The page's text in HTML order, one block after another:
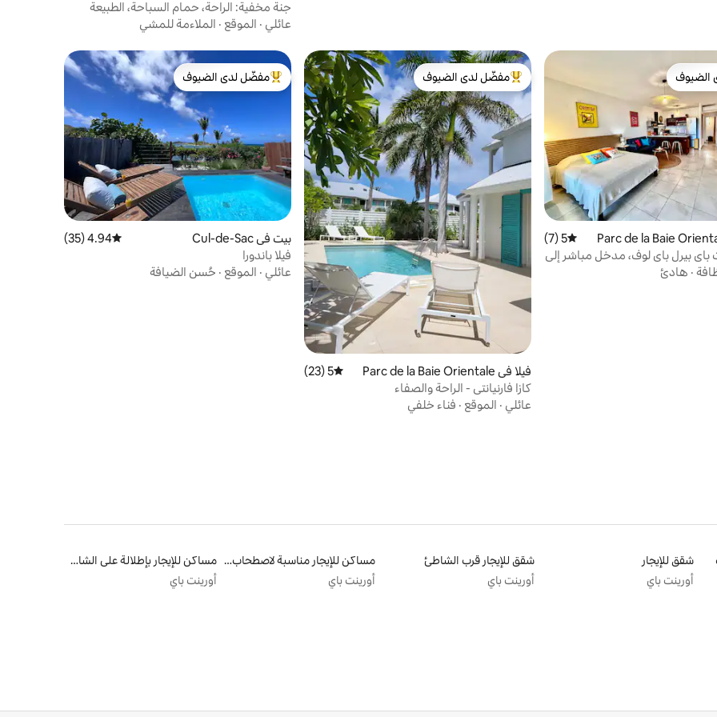
جنة مخفية: الراحة، حمام السباحة، الطبيعة
الفاخرة
عائلي · الموقع · الملاءمة للمشي
الضيوف
الضيوف
متوسط التقييم 5 من 5، 7 مراجعات
5 (7)
باي بيرل باي لوف، مدخل مباشر إلى
· هادئ
من أبرز البيوت المفضّلة لدى الضيوف
مفضّل لدى الضيوف
فيلا في Parc de la Baie Orientale متوسط التقييم 5 من 5، 23 مراجعات
5 (23)
كازا فارنيانتي - الراحة والصفاء
عائلي · الموقع · فناء خلفي
من أبرز البيوت المفضّلة لدى الضيوف
مفضّل لدى الضيوف
بيت في Cul-de-Sac متوسط التقييم 4.94 من 5، 35 مراجعات
4.94 (35)
فيلا باندورا
عائلي · الموقع · حُسن الضيافة
شقق للإيجار
أورينت باي
شقق للإيجار قرب الشاطئ
أورينت باي
مساكن للإيجار مناسبة لاصطحاب الحيوانات الأليفة
أورينت باي
مساكن للإيجار بإطلالة على الشاطئ
أورينت باي